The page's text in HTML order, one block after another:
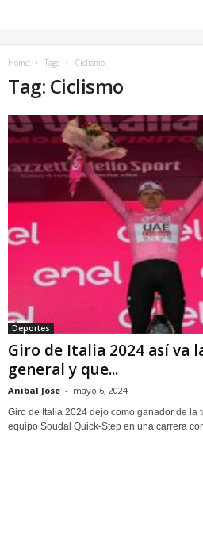
Home Tags Ciclismo
Tag: Ciclismo
Deportes
Giro de Italia 2024 así va
general y que...
Anibal Jose - mayo 6, 2024
Giro de Italia 2024 dejo como ganador de la
equipo Soudal Quick-Step en una carrera